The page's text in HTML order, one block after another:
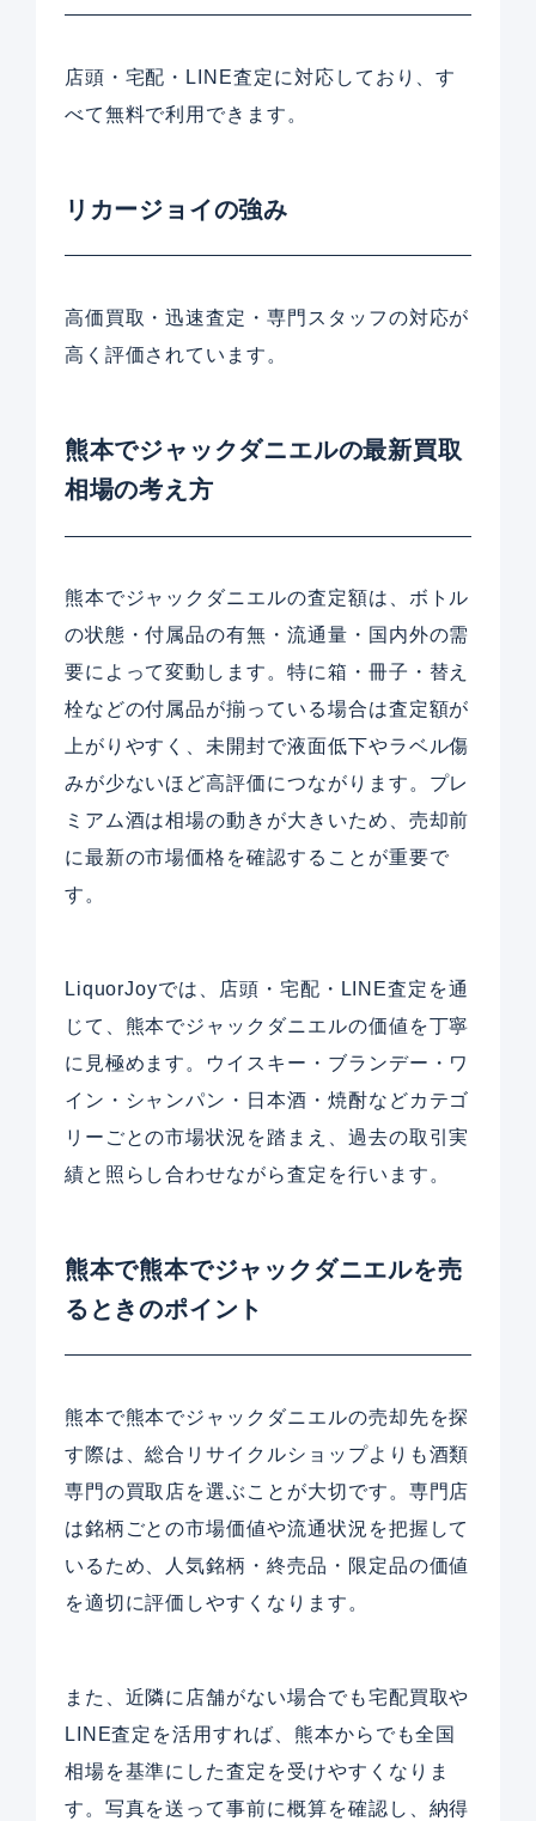
店頭・宅配・LINE査定に対応しており、す
べて無料で利用できます。
リカージョイの強み
高価買取・迅速査定・専門スタッフの対応が
高く評価されています。
熊本でジャックダニエルの最新買取
相場の考え方
熊本でジャックダニエルの査定額は、ボトル
の状態・付属品の有無・流通量・国内外の需
要によって変動します。特に箱・冊子・替え
栓などの付属品が揃っている場合は査定額が
上がりやすく、未開封で液面低下やラベル傷
みが少ないほど高評価につながります。プレ
ミアム酒は相場の動きが大きいため、売却前
に最新の市場価格を確認することが重要で
す。
LiquorJoyでは、店頭・宅配・LINE査定を通
じて、熊本でジャックダニエルの価値を丁寧
に見極めます。ウイスキー・ブランデー・ワ
イン・シャンパン・日本酒・焼酎などカテゴ
リーごとの市場状況を踏まえ、過去の取引実
績と照らし合わせながら査定を行います。
熊本で熊本でジャックダニエルを売
るときのポイント
熊本で熊本でジャックダニエルの売却先を探
す際は、総合リサイクルショップよりも酒類
専門の買取店を選ぶことが大切です。専門店
は銘柄ごとの市場価値や流通状況を把握して
いるため、人気銘柄・終売品・限定品の価値
を適切に評価しやすくなります。
また、近隣に店舗がない場合でも宅配買取や
LINE査定を活用すれば、熊本からでも全国
相場を基準にした査定を受けやすくなりま
す。写真を送って事前に概算を確認し、納得